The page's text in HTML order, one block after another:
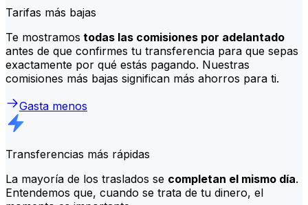
Tarifas más bajas
Te mostramos todas las comisiones por adelantado
antes de que confirmes tu transferencia para que sepas
exactamente por qué estás pagando. Nuestras
comisiones más bajas significan más ahorros para ti.
Gasta menos
Transferencias más rápidas
La mayoría de los traslados se completan el mismo día.
Entendemos que, cuando se trata de tu dinero, el